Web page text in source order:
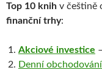
Top 10 knih v češtině
finanční trhy:
Akciové investice
Denní